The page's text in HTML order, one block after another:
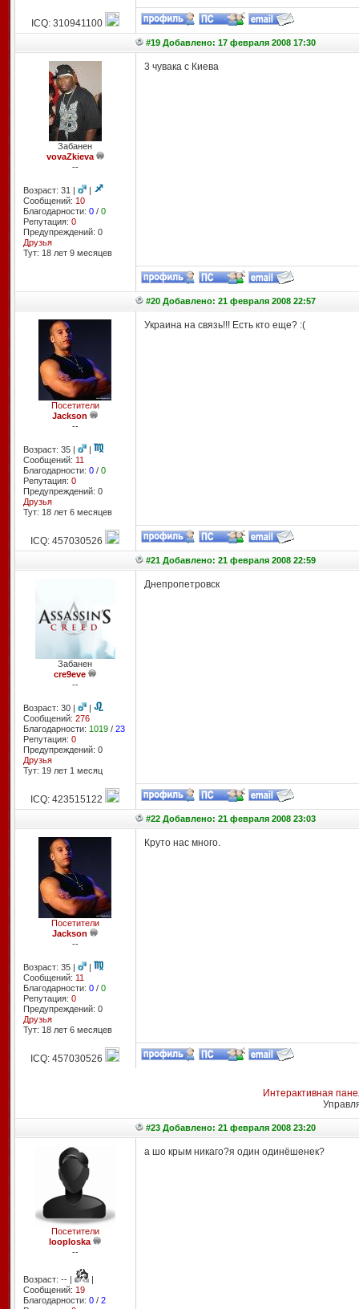
ICQ: 310941100
#19 Добавлено: 17 февраля 2008 17:30
Забанен
vovaZkieva
--
Возраст: 31 |
|
Сообщений: 10
Благодарности: 0/ 0
Репутация: 0
Предупреждений: 0
Друзья
Тут: 18 лет 9 месяцев
3 чувака с Киева
#20 Добавлено: 21 февраля 2008 22:57
Посетители
Jackson
--
Возраст: 35 |
|
Сообщений: 11
Благодарности: 0/ 0
Репутация: 0
Предупреждений: 0
Друзья
Тут: 18 лет 6 месяцев
Украина на связь!!! Есть кто еще? :(
ICQ: 457030526
#21 Добавлено: 21 февраля 2008 22:59
Забанен
cre9eve
--
Возраст: 30 |
|
Сообщений: 276
Благодарности: 1019/ 23
Репутация: 0
Предупреждений: 0
Друзья
Тут: 19 лет 1 месяц
Днепропетровск
ICQ: 423515122
#22 Добавлено: 21 февраля 2008 23:03
Посетители
Jackson
--
Возраст: 35 |
|
Сообщений: 11
Благодарности: 0/ 0
Репутация: 0
Предупреждений: 0
Друзья
Тут: 18 лет 6 месяцев
Круто нас много.
ICQ: 457030526
Интерактивная
#23 Добавлено: 21 февраля 2008 23:20
Посетители
looploska
--
Возраст: -- |
|
Сообщений: 19
Благодарности: 0/ 2
а шо крым никаго?я один одинёшенек?